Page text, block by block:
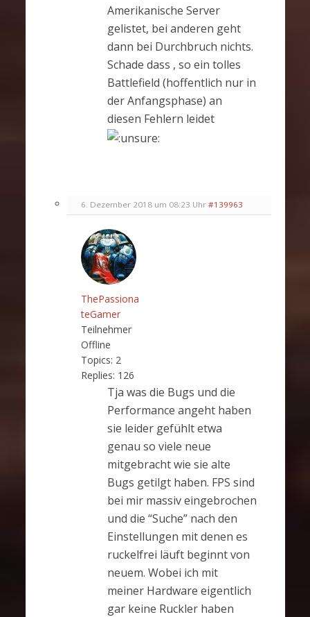
Amerikanische Server
gelistet, bei anderen geht
dann bei Durchbruch nichts.
Schade dass , so ein tolles
Battlefield (hoffentlich nur in
der Anfangsphase) an
diesen Fehlern leidet
6. Dezember 2018 um 08:23 Uhr #139963
ThePassiona
teGamer
Teilnehmer
Offline
Topics: 2
Replies: 126
Tja was die Bugs und die
Performance angeht haben
sie leider gefühlt etwa
genau so viele neue
mitgebracht wie sie alte
Bugs getilgt haben. FPS sind
bei mir massiv eingebrochen
und die “Suche” nach den
Einstellungen mit denen es
ruckelfrei läuft beginnt von
neuem. Wobei ich mit
meiner Hardware eigentlich
gar keine Ruckler haben